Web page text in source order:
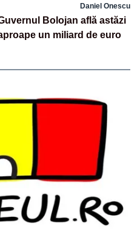
Daniel Onescu
Bolojan află astăzi
un miliard de euro